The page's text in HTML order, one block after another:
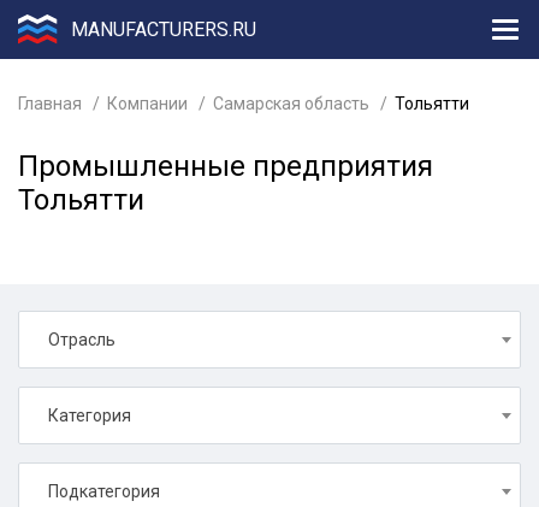
MANUFACTURERS.RU
Главная Компании Самарская область Тольятти
Промышленные предприятия
Тольятти
Отрасль
Категория
Подкатегория